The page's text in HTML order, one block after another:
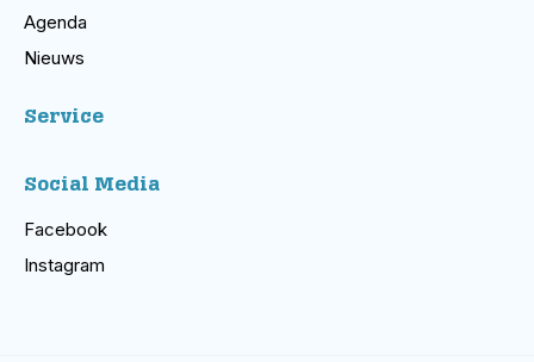
Agenda
Nieuws
Service
Social Media
Facebook
Instagram